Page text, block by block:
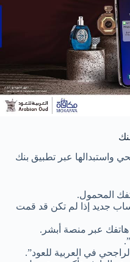
واستبدالها عبر تطبيق بنك
المحمول.
جديد إذا لم تكن قد قمت
هاتفك عبر منصة أبشر.
في العربية للعود”.